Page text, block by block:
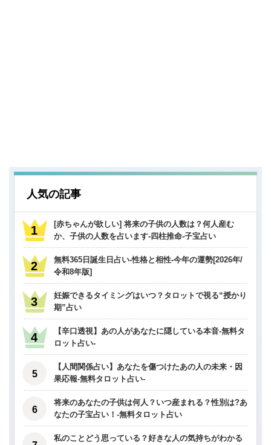
人気の記事
[赤ちゃんが欲しい] 将来の子供の人数は？何人産む
か、子供の人数を占います-四柱推命-子宝占い
無料365日誕生日占い-性格と相性-今年の運勢[2026年/
令和8年版]
妊娠できるタイミングはいつ？タロットで視る“授かり
期”占い
【辛口透視】あの人があなたに隠している本音-無料タ
ロット占い-
【人間関係占い】あなたを傷つけたあの人の未来・因
果応報-無料タロット占い-
将来のあなたの子供は何人？いつ産まれる？性別は?あ
なたの子宝占い！-無料タロット占い
私のことどう思っている？好きな人の気持ちがわかる